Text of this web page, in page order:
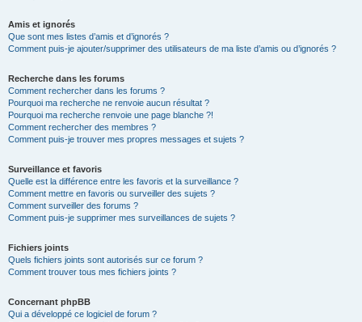
Amis et ignorés
Que sont mes listes d’amis et d’ignorés ?
Comment puis-je ajouter/supprimer des utilisateurs de ma liste d’amis ou d’ignorés ?
Recherche dans les forums
Comment rechercher dans les forums ?
Pourquoi ma recherche ne renvoie aucun résultat ?
Pourquoi ma recherche renvoie une page blanche ?!
Comment rechercher des membres ?
Comment puis-je trouver mes propres messages et sujets ?
Surveillance et favoris
Quelle est la différence entre les favoris et la surveillance ?
Comment mettre en favoris ou surveiller des sujets ?
Comment surveiller des forums ?
Comment puis-je supprimer mes surveillances de sujets ?
Fichiers joints
Quels fichiers joints sont autorisés sur ce forum ?
Comment trouver tous mes fichiers joints ?
Concernant phpBB
Qui a développé ce logiciel de forum ?